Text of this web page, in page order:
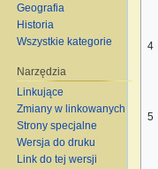
4
5
Geografia
Historia
Wszystkie kategorie
Narzędzia
Linkujące
Zmiany w linkowanych
Strony specjalne
Wersja do druku
Link do tej wersji